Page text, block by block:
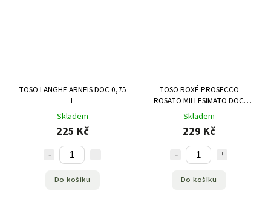
TOSO LANGHE ARNEIS DOC 0,75
L
Skladem
225 Kč
Do košíku
TOSO ROXÉ PROSECCO
ROSATO MILLESIMATO DOC
EXTRA DRY 0,75 L
Skladem
229 Kč
Do košíku